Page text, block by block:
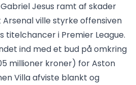
Jesus ramt af skader
ville styrke offensiven
titelchancer i Premier League.
ind med et bud på omkring
millioner kroner) for Aston
Villa afviste blankt og